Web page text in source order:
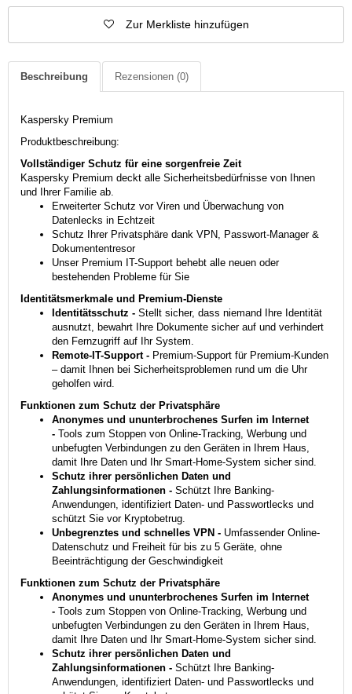
Zur Merkliste hinzufügen
Beschreibung Rezensionen (0)
Kaspersky Premium
Produktbeschreibung:
Vollständiger Schutz für eine sorgenfreie Zeit
Kaspersky Premium deckt alle Sicherheitsbedürfnisse von Ihnen
und Ihrer Familie ab.
Erweiterter Schutz vor Viren und Überwachung von
Datenlecks in Echtzeit
Schutz Ihrer Privatsphäre dank VPN, Passwort-Manager &
Dokumententresor
Unser Premium IT-Support behebt alle neuen oder
bestehenden Probleme für Sie
Identitäts­merkmale und Premium-Dienste
Identitätsschutz - Stellt sicher, dass niemand Ihre Identität
ausnutzt, bewahrt Ihre Dokumente sicher auf und verhindert
den Fernzugriff auf Ihr System.
Remote-IT-Support - Premium-Support für Premium-Kunden
– damit Ihnen bei Sicherheits­problemen rund um die Uhr
geholfen wird.
Funktionen zum Schutz der Privatsphäre
Anonymes und ununterbrochenes Surfen im Internet
- Tools zum Stoppen von Online-Tracking, Werbung und
unbefugten Verbindungen zu den Geräten in Ihrem Haus,
damit Ihre Daten und Ihr Smart-Home-System sicher sind.
Schutz ihrer persönlichen Daten und
Zahlungsinformationen - Schützt Ihre Banking-
Anwendungen, identifiziert Daten- und Passwortlecks und
schützt Sie vor Kryptobetrug.
Unbegrenztes und schnelles VPN - Umfassender Online-
Datenschutz und Freiheit für bis zu 5 Geräte, ohne
Beeinträchtigung der Geschwindigkeit
Funktionen zum Schutz der Privatsphäre
Anonymes und ununterbrochenes Surfen im Internet
- Tools zum Stoppen von Online-Tracking, Werbung und
unbefugten Verbindungen zu den Geräten in Ihrem Haus,
damit Ihre Daten und Ihr Smart-Home-System sicher sind.
Schutz ihrer persönlichen Daten und
Zahlungsinformationen - Schützt Ihre Banking-
Anwendungen, identifiziert Daten- und Passwortlecks und